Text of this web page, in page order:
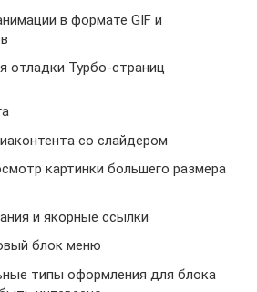
в формате GIF и
отладки Турбо-страниц
со слайдером
картинки большего размера
и якорные ссылки
блок меню
типы оформления для блока